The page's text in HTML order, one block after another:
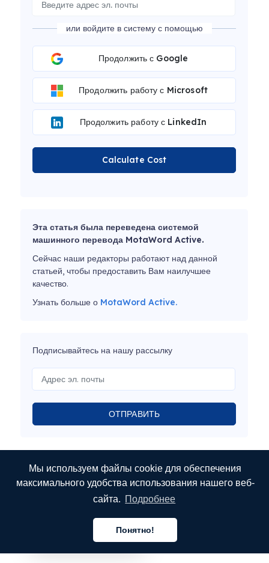
Мы используем файлы cookie для обеспечения
максимального удобства использования нашего веб-
сайта. Подробнее
Понятно!
или войдите в систему с помощью
Продолжить с Google
Продолжить работу с Microsoft
Продолжить работу с LinkedIn
Calculate Cost
Эта статья была переведена системой
машинного перевода MotaWord Active.
Сейчас наши редакторы работают над данной
статьей, чтобы предоставить Вам наилучшее
качество.
Узнать больше о MotaWord Active.
Подписывайтесь на нашу рассылку
ОТПРАВИТЬ
Русский